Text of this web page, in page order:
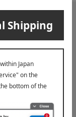
・おすすめ商品な
い情報をお届けい
ついて詳しく見る